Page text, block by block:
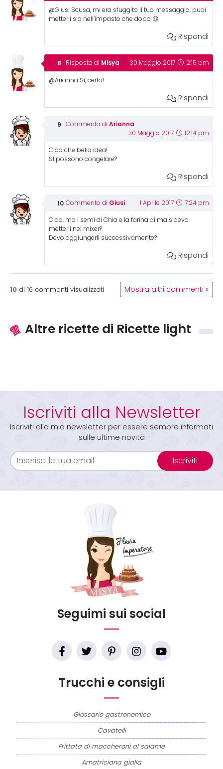
@Giusi Scusa, mi era sfuggito il tuo messaggio, puoi
metterli sia nell’impasto che dopo 😉
Rispondi
Risposta di Misya 30 Maggio 2017 2:15 pm
@Arianna Sì, certo!
Rispondi
Commento di Arianna
30 Maggio 2017 12:14 pm
Ciao che bella idea!
SI possono congelare?
Rispondi
Commento di Giusi 1 Aprile 2017 7:24 pm
Ciao, ma i semi di Chia e la farina di mais devo
metterli nel mixer?
Devo aggiungerli successivamente?
Rispondi
10 di 16 commenti visualizzati Mostra altri commenti »
Altre ricette di Ricette light
Iscriviti alla Newsletter
Iscriviti alla mia newsletter per essere sempre informati
sulle ultime novità
Iscriviti
Trucchi e consigli
Glossario gastronomico
Cavatelli
Frittata di maccheroni al salame
Amatriciana gialla
Seguimi sui social